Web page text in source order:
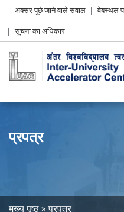
Header
menu
अक्सर पूछे जाने वाले सवाल वेबस्थल
सूचना का अधिकार
प्रपत्र
मुख्य पृष्ठ प्रपत्र